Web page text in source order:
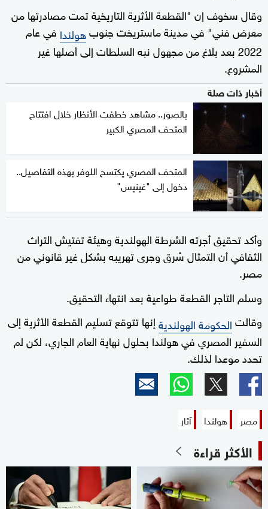
وقال سخوف إن "القطعة الأثرية التاريخية تمت مصادرتها من
معرض فني" في مدينة ماستريخت جنوبهولندا في عام
2022 بعد بلاغ من مجهول نبه السلطات إلى أصلها غير
المشروع.
أخبار ذات صلة
بالصور.. مشاهد خطفت الأنظار خلال افتتاح
المتحف المصري الكبير
المتحف المصري يكتسح اللوفر بهذه التفاصيل..
دخول إلى "غينيس"
وأكد تحقيق أجرته الشرطة الهولندية وهيئة تفتيش التراث
الثقافي أن التمثال سُرق وجرى تهريبه بشكل غير قانوني من
مصر.
وسلم التاجر القطعة طواعية بعد انتهاء التحقيق.
وقالتالحكومة الهولنديةإنها تتوقع تسليم القطعة الأثرية إلى
السفير المصري في هولندا بحلول نهاية العام الجاري، لكن لم
تحدد موعدا لذلك.
مصر هولندا آثار
الأكثر قراءة